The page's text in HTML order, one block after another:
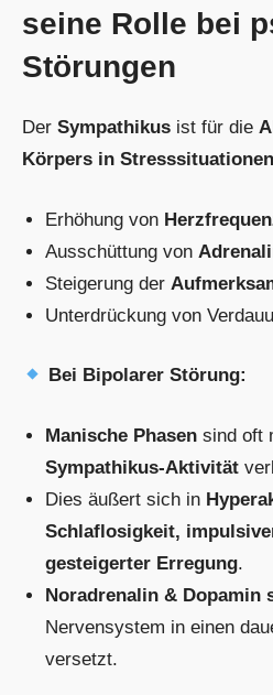
seine Rolle bei
Störungen
Der Sympathikus ist für die
Körpers in Stresssituationen
Erhöhung von
Ausschüttung von
Steigerung der
Unterdrückung von
Bei Bipolarer Störung:
Manische Phasen sind oft
Sympathikus-Aktivität
Dies äußert sich in
Schlaflosigkeit,
gesteigerter Erregung.
Noradrenalin & Dopamin
Nervensystem in einen
versetzt.